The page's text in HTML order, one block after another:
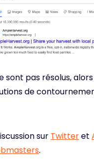
sont pas résolus,
de
sur Twitteret
.